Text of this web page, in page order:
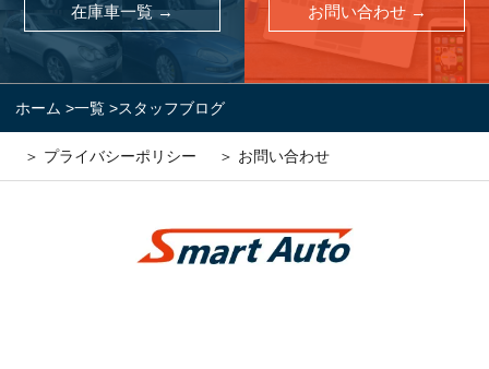
在庫車一覧 → お問い合わせ →
ホーム >一覧 >スタッフブログ
＞ プライバシーポリシー ＞ お問い合わせ